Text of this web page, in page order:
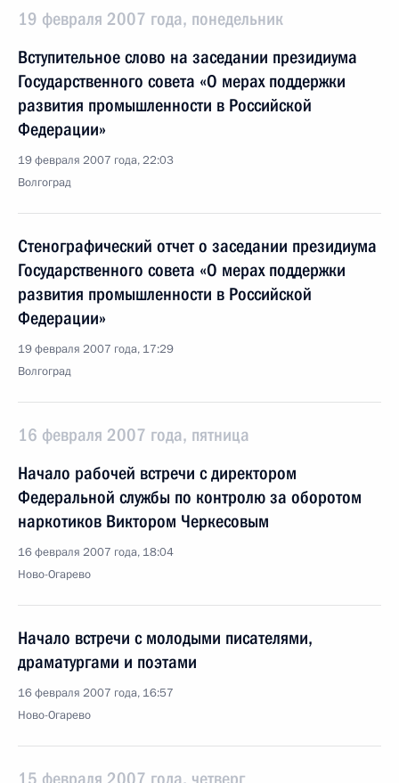
19 февраля 2007 года, понедельник
Вступительное слово на заседании президиума
Государственного совета «О мерах поддержки
развития промышленности в Российской
Федерации»
19 февраля 2007 года, 22:03
Волгоград
Стенографический отчет о заседании президиума
Государственного совета «О мерах поддержки
развития промышленности в Российской
Федерации»
19 февраля 2007 года, 17:29
Волгоград
16 февраля 2007 года, пятница
Начало рабочей встречи с директором
Федеральной службы по контролю за оборотом
наркотиков Виктором Черкесовым
16 февраля 2007 года, 18:04
Ново-Огарево
Начало встречи с молодыми писателями,
драматургами и поэтами
16 февраля 2007 года, 16:57
Ново-Огарево
15 февраля 2007 года, четверг